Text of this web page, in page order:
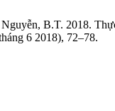
B.T. 2018.
6 2018), 72–78.